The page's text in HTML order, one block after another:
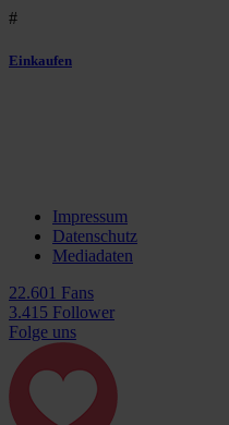
#
Einkaufen
Impressum
Datenschutz
Mediadaten
22.601 Fans
3.415 Follower
Folge uns